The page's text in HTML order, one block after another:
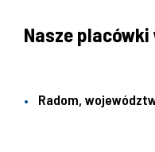
Nasze
Radom,